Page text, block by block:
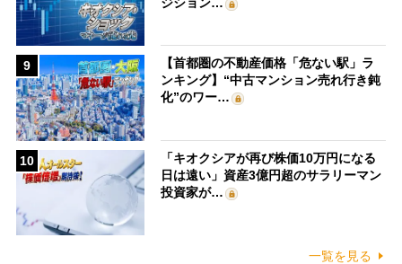
9
【首都圏の不動産価格「危ない駅」ラ
ンキング】“中古マンション売れ行き鈍
化”のワー…
10
「キオクシアが再び株価10万円になる
日は遠い」資産3億円超のサラリーマン
投資家が…
一覧を見る